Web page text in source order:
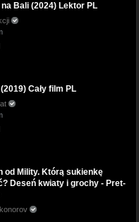
na Bali (2024) Lektor PL
Cały film PL
od Mility. Którą sukienkę
Deseń kwiaty i grochy - Pret-